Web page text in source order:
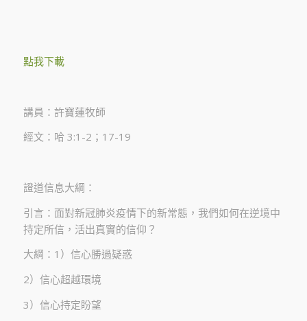
點我下載
講員：許寶蓮牧師
經文：哈 3:1-2；17-19
證道信息大綱：
引言：面對新冠肺炎疫情下的新常態，我們如何在逆境中
持定所信，活出真實的信仰？
大綱：1）信心勝過疑惑
2）信心超越環境
3）信心持定盼望